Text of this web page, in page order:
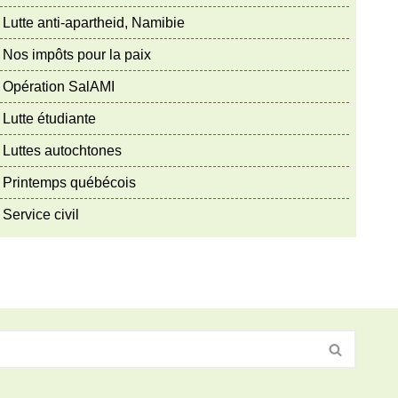
Lutte anti-apartheid, Namibie
Nos impôts pour la paix
Opération SalAMI
Lutte étudiante
Luttes autochtones
Printemps québécois
Service civil